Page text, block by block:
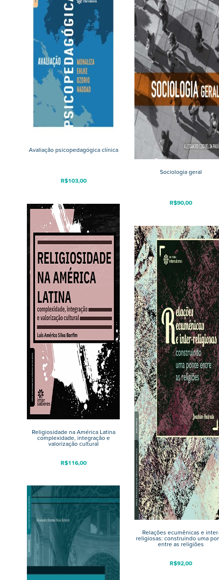
Avaliação psicopedagógica clínica
R$103,00
Sociologia geral
R$90,00
Religiosidade na América Latina
complexidade, integração e
valorização cultural
R$116,00
Relações ecumênicas e
religiosas: construindo uma
entre as religiões
R$92,00